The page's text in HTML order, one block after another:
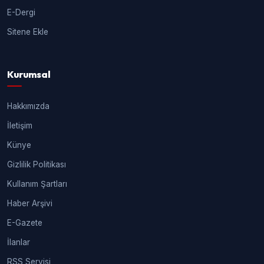
E-Dergi
Sitene Ekle
Kurumsal
Hakkımızda
İletişim
Künye
Gizlilik Politikası
Kullanım Şartları
Haber Arşivi
E-Gazete
İlanlar
RSS Servisi